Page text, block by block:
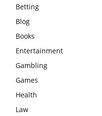
Betting
Blog
Books
Entertainment
Gambling
Games
Health
Law